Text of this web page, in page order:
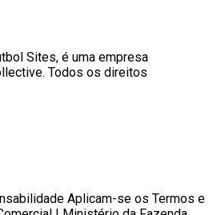
Sites, é uma empresa
Todos os direitos
Aplicam-se os Termos e